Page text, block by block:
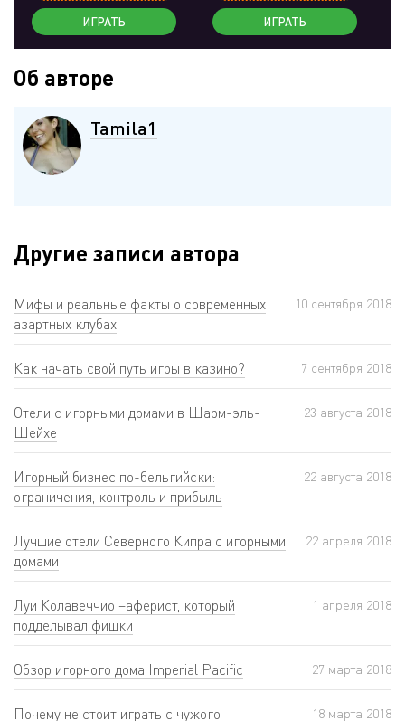
ИГРАТЬ ИГРАТЬ
Об авторе
Tamila1
Другие записи автора
Мифы и реальные факты о современных
азартных клубах
10 сентября 2018
Как начать свой путь игры в казино? 7 сентября 2018
Отели с игорными домами в Шарм-эль-
Шейхе
23 августа 2018
Игорный бизнес по-бельгийски:
ограничения, контроль и прибыль
22 августа 2018
Лучшие отели Северного Кипра с игорными
домами
22 апреля 2018
Луи Колавеччио –аферист, который
подделывал фишки
1 апреля 2018
Обзор игорного дома Imperial Pacific 27 мартa 2018
Почему не стоит играть с чужого 18 мартa 2018